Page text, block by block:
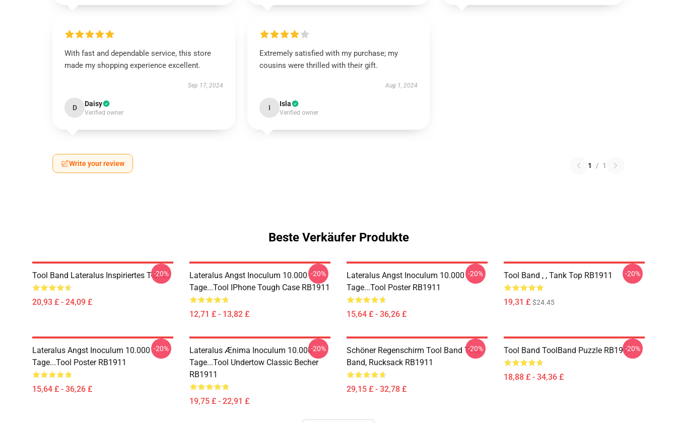
With fast and dependable service, this store
made my shopping experience excellent.
Sep 17, 2024
D Daisy
Verified owner
Extremely satisfied with my purchase; my
cousins were thrilled with their gift.
Aug 1, 2024
I Isla
Verified owner
Write your review 1 / 1
Beste Verkäufer Produkte
Tool Band Lateralus Inspiriertes T-Shirt
20,93 £ - 24,09 £
-20%
Lateralus Angst Inoculum 10.000
Tage...tool IPhone Tough Case RB1911
12,71 £ - 13,82 £
-20%
Lateralus Angst Inoculum 10.000
Tage...tool Poster RB1911
15,64 £ - 36,26 £
-20% Tool Band , , Tank Top RB1911
19,31 £ $24.45
-20%
Lateralus Angst Inoculum 10.000
Tage...tool Poster RB1911
15,64 £ - 36,26 £
-20%
Lateralus Ænima Inoculum 10.000
Tage...tool Undertow Classic Becher
RB1911
19,75 £ - 22,91 £
-20%
Schöner Regenschirm Tool Band Tool
Band, Rucksack RB1911
29,15 £ - 32,78 £
-20% Tool Band ToolBand Puzzle RB1911
18,88 £ - 34,36 £
-20%